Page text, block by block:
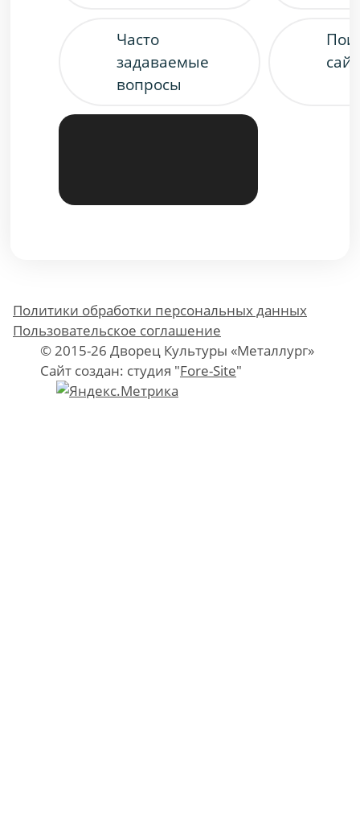
Часто
задаваемые
вопросы
Политики обработки персональных данных
Пользовательское соглашение
© 2015-26 Дворец Культуры «Металлург»
Сайт создан: студия "Fore-Site"